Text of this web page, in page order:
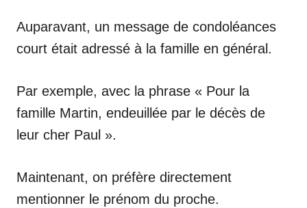
Auparavant, un message de condoléances
court était adressé à la famille en général.
Par exemple, avec la phrase « Pour la
famille Martin, endeuillée par le décès de
leur cher Paul ».
Maintenant, on préfère directement
mentionner le prénom du proche.